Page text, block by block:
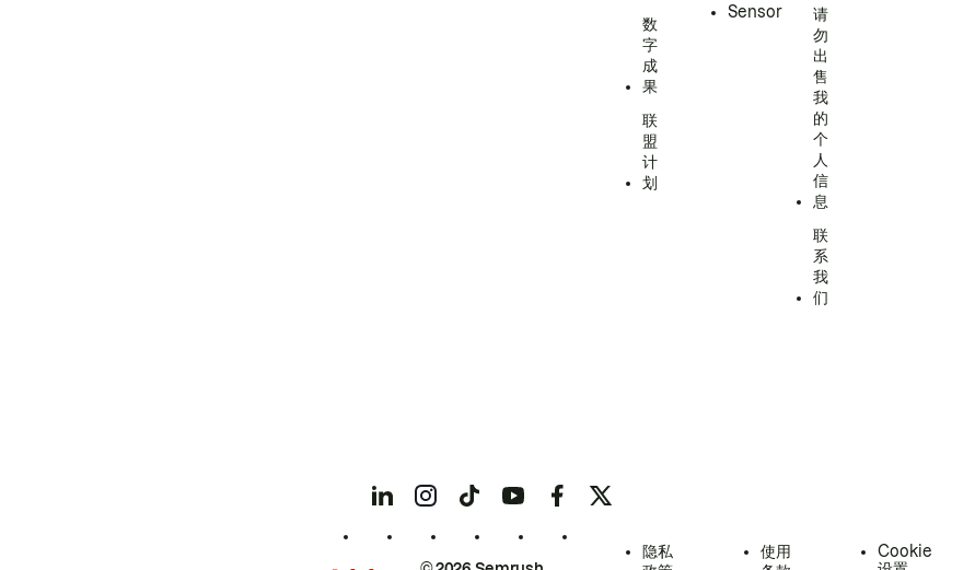
数
字
成
果
联
盟
计
划
Sensor
请
勿
出
售
我
的
个
人
信
息
联
系
我
们
隐私
使用
Cookie